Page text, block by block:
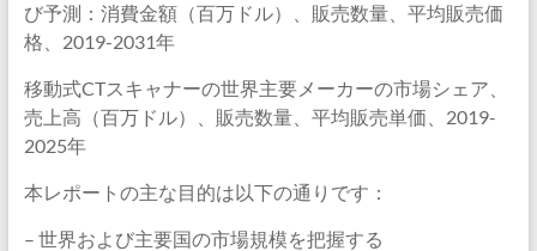
び予測：消費金額（百万ドル）、販売数量、平均販売価
格、2019-2031年
移動式CTスキャナーの世界主要メーカーの市場シェア、
売上高（百万ドル）、販売数量、平均販売単価、2019-
2025年
本レポートの主な目的は以下の通りです：
– 世界および主要国の市場規模を把握する